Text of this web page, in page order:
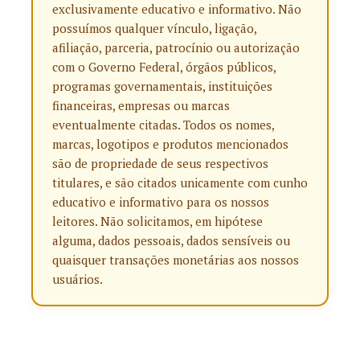
exclusivamente educativo e informativo. Não
possuímos qualquer vínculo, ligação,
afiliação, parceria, patrocínio ou autorização
com o Governo Federal, órgãos públicos,
programas governamentais, instituições
financeiras, empresas ou marcas
eventualmente citadas. Todos os nomes,
marcas, logotipos e produtos mencionados
são de propriedade de seus respectivos
titulares, e são citados unicamente com cunho
educativo e informativo para os nossos
leitores. Não solicitamos, em hipótese
alguma, dados pessoais, dados sensíveis ou
quaisquer transações monetárias aos nossos
usuários.